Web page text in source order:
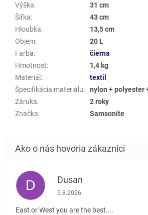
Výška:
31 cm
Šířka:
43 cm
Hloubka:
13,5 cm
Objem:
20 L
Farba:
čierna
Hmotnost:
1,4 kg
Materiál :
textil
Špecifikácia materiálu:
nylon + polyester
Záruka:
2 roky
Značka: Samsonite
D Dusan
Hodnotenie obchodu je 5 z 5
5.8.2026
East or West you are the best....